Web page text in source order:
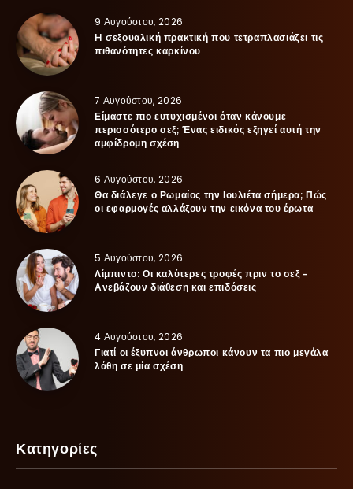
9 Αυγούστου, 2026
H σεξουαλική πρακτική που τετραπλασιάζει τις
πιθανότητες καρκίνου
7 Αυγούστου, 2026
Είμαστε πιο ευτυχισμένοι όταν κάνουμε
περισσότερο σεξ; Ένας ειδικός εξηγεί αυτή την
αμφίδρομη σχέση
6 Αυγούστου, 2026
Θα διάλεγε ο Ρωμαίος την Ιουλιέτα σήμερα; Πώς
οι εφαρμογές αλλάζουν την εικόνα του έρωτα
5 Αυγούστου, 2026
Λίμπιντο: Οι καλύτερες τροφές πριν το σεξ –
Ανεβάζουν διάθεση και επιδόσεις
4 Αυγούστου, 2026
Γιατί οι έξυπνοι άνθρωποι κάνουν τα πιο μεγάλα
λάθη σε μία σχέση
Κατηγορίες